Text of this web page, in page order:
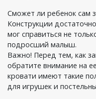
Сможет ли ребенок сам
Конструкции
мог справиться не
подросший малыш.
Важно! Перед тем, как
обратите внимание на
кровати имеют такие
для игрушек и